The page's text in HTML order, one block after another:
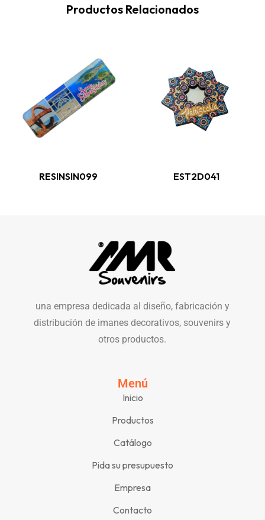
Productos Relacionados
RESINSIN099 EST2D041
una empresa dedicada al diseño, fabricación y
distribución de imanes decorativos, souvenirs y
otros productos.
Menú
Inicio
Productos
Catálogo
Pida su presupuesto
Empresa
Contacto